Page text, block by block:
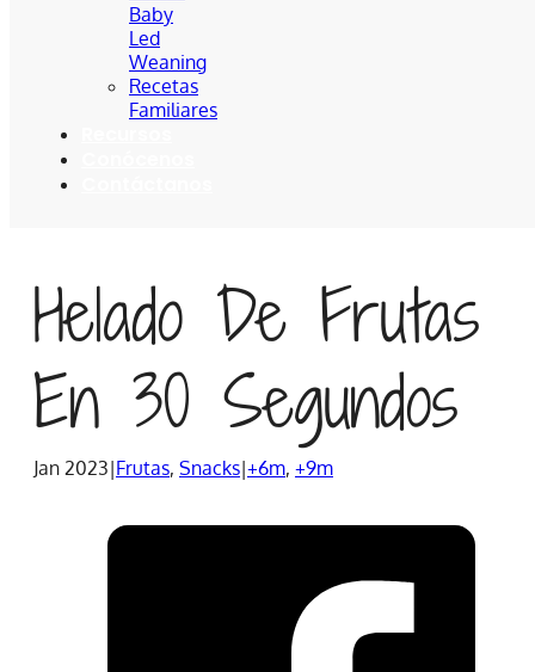
Baby
Led
Weaning
Recetas
Familiares
Helado De Frutas
En 30 Segundos
Jan 2023|Frutas, Snacks|+6m, +9m